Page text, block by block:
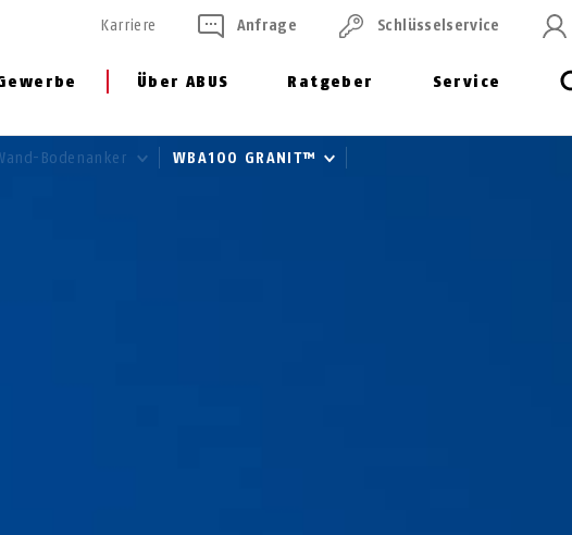
Über ABUS Ratgeber Service
Karriere Anfrage Schlüssel­service
Bodenanker WBA100 GRANIT™